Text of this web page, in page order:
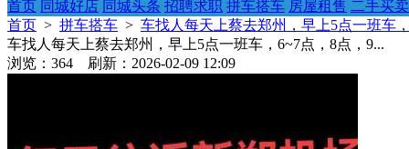
首页 同城好店 同城头条 招聘求职 拼车搭车 房屋租售 二手买卖
首页 > 拼车搭车 > 车找人每天上蔡去郑州，早上5点一班车
车找人每天上蔡去郑州，早上5点一班车，6~7点，8点，9...
浏览：364 刷新：2026-02-09 12:09